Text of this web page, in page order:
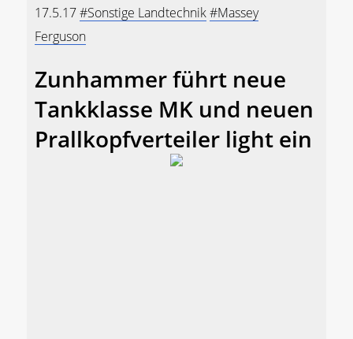
17.5.17#Sonstige Landtechnik#Massey
Ferguson
Zunhammer führt neue
Tankklasse MK und neuen
Prallkopfverteiler light ein